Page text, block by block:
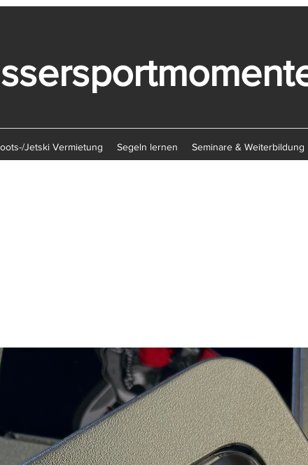
Jetski Vermietung Segeln lernen Seminare & Weiterbildung